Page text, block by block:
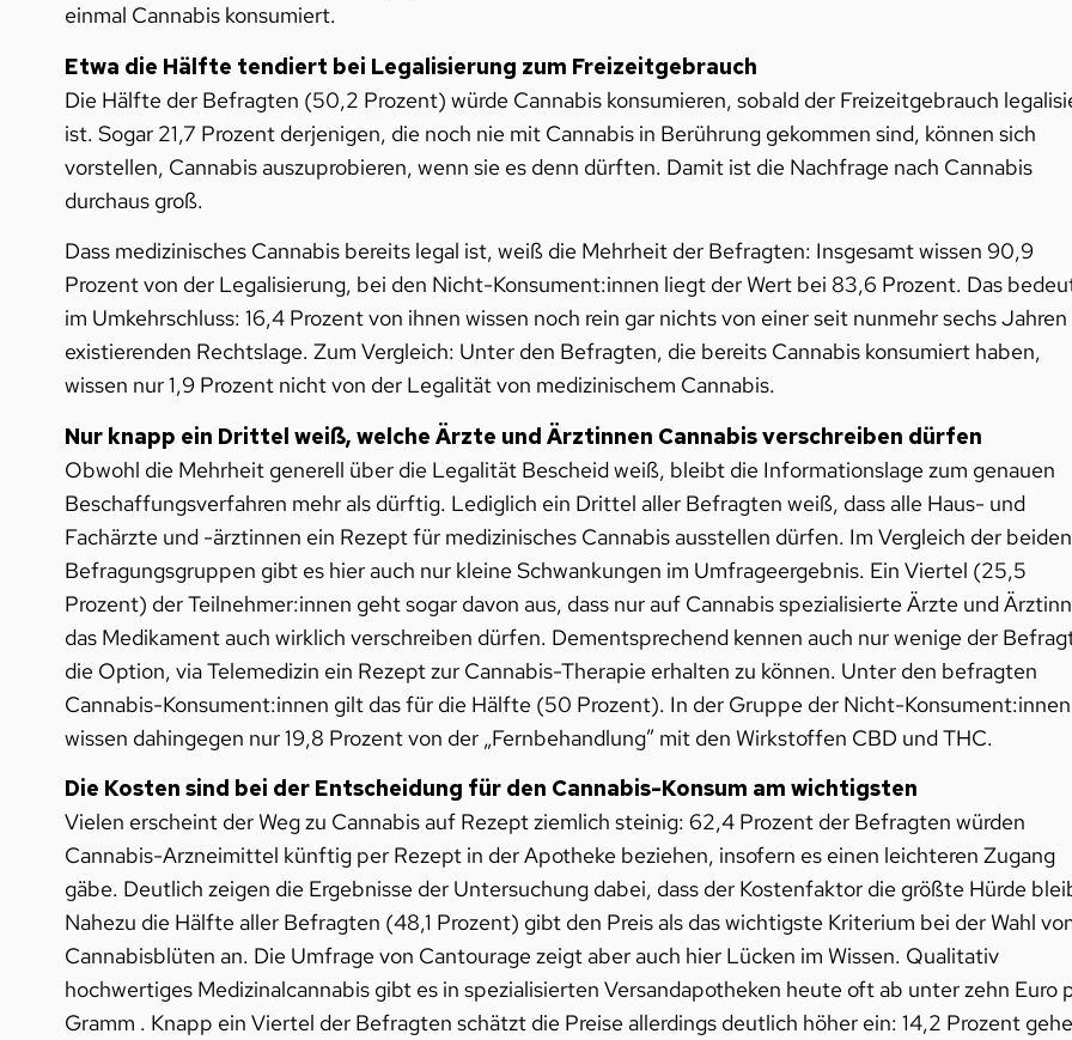
einmal Cannabis konsumiert.
Etwa die Hälfte tendiert bei Legalisierung zum Freizeitgebrauch
Die Hälfte der Befragten (50,2 Prozent) würde Cannabis konsumieren, sobald der Freizeitgebrauch
ist. Sogar 21,7 Prozent derjenigen, die noch nie mit Cannabis in Berührung gekommen sind, können sich
vorstellen, Cannabis auszuprobieren, wenn sie es denn dürften. Damit ist die Nachfrage nach Cannabis
durchaus groß.
Dass medizinisches Cannabis bereits legal ist, weiß die Mehrheit der Befragten: Insgesamt wissen 90,9
Prozent von der Legalisierung, bei den Nicht-Konsument:innen liegt der Wert bei 83,6 Prozent. Das
im Umkehrschluss: 16,4 Prozent von ihnen wissen noch rein gar nichts von einer seit nunmehr sechs Jahren
existierenden Rechtslage. Zum Vergleich: Unter den Befragten, die bereits Cannabis konsumiert haben,
wissen nur 1,9 Prozent nicht von der Legalität von medizinischem Cannabis.
Nur knapp ein Drittel weiß, welche Ärzte und Ärztinnen Cannabis verschreiben dürfen
Obwohl die Mehrheit generell über die Legalität Bescheid weiß, bleibt die Informationslage zum genauen
Beschaffungsverfahren mehr als dürftig. Lediglich ein Drittel aller Befragten weiß, dass alle Haus- und
Fachärzte und -ärztinnen ein Rezept für medizinisches Cannabis ausstellen dürfen. Im Vergleich der beiden
Befragungsgruppen gibt es hier auch nur kleine Schwankungen im Umfrageergebnis. Ein Viertel (25,5
Prozent) der Teilnehmer:innen geht sogar davon aus, dass nur auf Cannabis spezialisierte Ärzte und
das Medikament auch wirklich verschreiben dürfen. Dementsprechend kennen auch nur wenige der
die Option, via Telemedizin ein Rezept zur Cannabis-Therapie erhalten zu können. Unter den befragten
Cannabis-Konsument:innen gilt das für die Hälfte (50 Prozent). In der Gruppe der Nicht-Konsument:innen
wissen dahingegen nur 19,8 Prozent von der „Fernbehandlung” mit den Wirkstoffen CBD und THC.
Die Kosten sind bei der Entscheidung für den Cannabis-Konsum am wichtigsten
Vielen erscheint der Weg zu Cannabis auf Rezept ziemlich steinig: 62,4 Prozent der Befragten würden
Cannabis-Arzneimittel künftig per Rezept in der Apotheke beziehen, insofern es einen leichteren Zugang
gäbe. Deutlich zeigen die Ergebnisse der Untersuchung dabei, dass der Kostenfaktor die größte Hürde
Nahezu die Hälfte aller Befragten (48,1 Prozent) gibt den Preis als das wichtigste Kriterium bei der Wahl
Cannabisblüten an. Die Umfrage von Cantourage zeigt aber auch hier Lücken im Wissen. Qualitativ
hochwertiges Medizinalcannabis gibt es in spezialisierten Versandapotheken heute oft ab unter zehn Euro
Gramm . Knapp ein Viertel der Befragten schätzt die Preise allerdings deutlich höher ein: 14,2 Prozent